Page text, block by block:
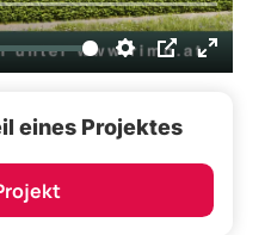
eines Projektes